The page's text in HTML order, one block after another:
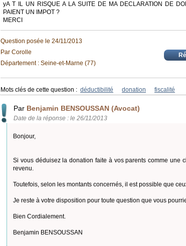
yA T IL UN RISQUE A LA SUITE DE MA DECLARATION DE
PAIENT UN IMPOT ?
MERCI
Question posée le 24/11/2013
Par Corolle
Département : Seine-et-Marne (77)
Mots clés de cette question : déductibilité donation fiscalité
Par Benjamin BENSOUSSAN (Avocat)
Date de la réponse : le 26/11/2013
Bonjour,
Si vous déduisez la donation faite à vos parents comme une
revenu.
Toutefois, selon les montants concernés, il est possible que
Je reste à votre disposition pour toute question que vous
Bien Cordialement.
Benjamin BENSOUSSAN